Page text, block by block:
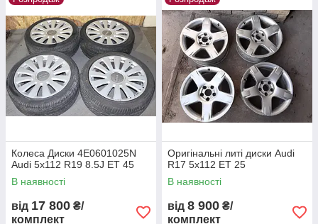
Колеса Диски 4E0601025N
Audi 5x112 R19 8.5J ET 45
В наявності
від 17 800 ₴/
комплект
Оригінальні литі диски Audi
R17 5x112 ET 25
В наявності
від 8 900 ₴/
комплект